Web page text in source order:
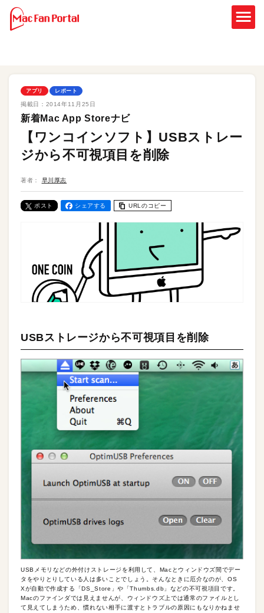
アプリ レポート
掲載日： 2014年11月25日
新着Mac App Storeナビ
【ワンコインソフト】USBストレー
ジから不可視項目を削除
著者： 早川厚志
ポスト シェアする URLのコピー
USBストレージから不可視項目を削除
USBメモリなどの外付けストレージを利用して、Macとウィンドウズ間でデー
タをやりとりしている人は多いことでしょう。そんなときに厄介なのが、OS
Xが自動で作成する「DS_Store」や「Thumbs.db」などの不可視項目です。
Macのファインダでは見えませんが、ウィンドウズ上では通常のファイルとし
て見えてしまうため、慣れない相手に渡すとトラブルの原因にもなりかねませ